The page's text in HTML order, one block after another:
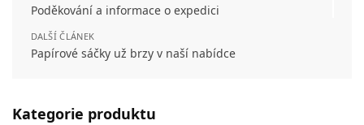
Poděkování a informace o expedici
DALŠÍ ČLÁNEK
Papírové sáčky už brzy v naší nabídce
Kategorie produktu